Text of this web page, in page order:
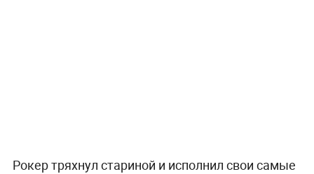
Рокер тряхнул стариной и исполнил свои самые